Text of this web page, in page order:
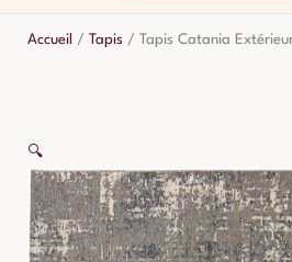
Accueil / Tapis / Tapis Catania
🔍